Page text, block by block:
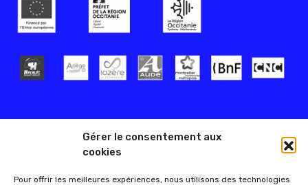
Gérer le consentement aux
cookies
Pour offrir les meilleures expériences, nous utilisons des technologies